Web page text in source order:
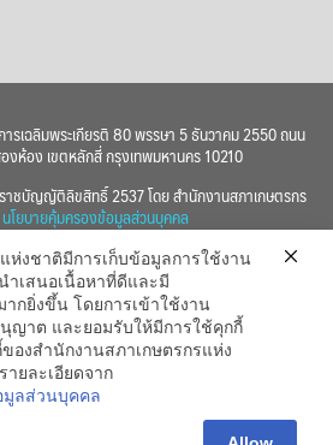
รเฉลิมพระเกียรติ 80 พรรษา 5 ธันวาคม 2550 ถนน
งห้อง เขตหลักสี่ กรุงเทพมหานคร 10210
ชบัญญัติลิขสิทธิ์ 2537 โดย สำนักงานสภาเกษตรกร
นโยบายคุ้มครองข้อมูลส่วนบุคคล
ห่งชาติมีการเก็บข้อมูลการใช้งาน
ำเสนอเนื้อหาที่ดีและมี
กยิ่งขึ้น โดยการเข้าใช้งาน
ญาต และยอมรับให้มีการใช้คุกกี้
องสำนักงานสภาเกษตรกรแห่ง
ยละเอียดจาก
มูลส่วนบุคคล